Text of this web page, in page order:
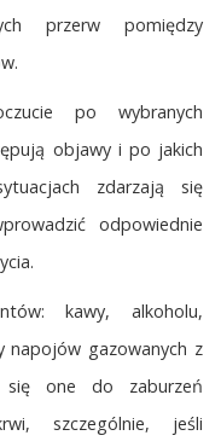
przerw pomiędzy
po wybranych
objawy i po jakich
zdarzają się
odpowiednie
kawy, alkoholu,
napojów gazowanych z
się one do zaburzeń
szczególnie, jeśli